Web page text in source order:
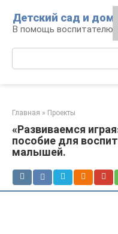
контенту
Детский сад и дом
В помощь воспитателю
Главная » Проекты
«Развиваемся
пособие для
малышей.